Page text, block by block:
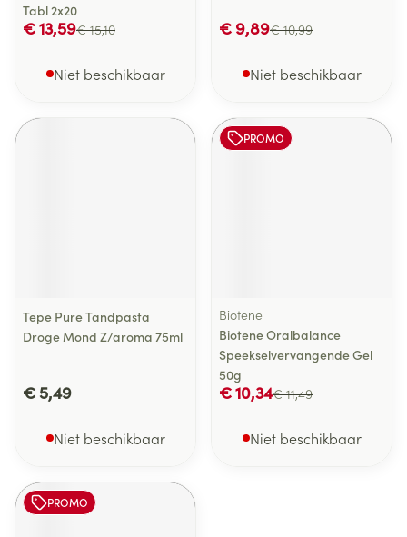
Tabl 2x20
€ 15,10
€ 13,59
Niet beschikbaar
€ 10,99
€ 9,89
Niet beschikbaar
Tepe Pure Tandpasta
Droge Mond Z/aroma 75ml
€ 5,49
Niet beschikbaar
PROMO
Biotene
Biotene Oralbalance
Speekselvervangende Gel
50g
€ 11,49
€ 10,34
Niet beschikbaar
PROMO